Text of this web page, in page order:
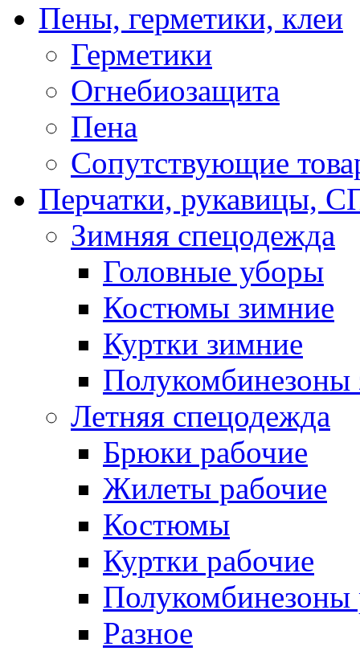
Пены, герметики, клеи
Герметики
Огнебиозащита
Пена
Сопутствующие
Перчатки,
Зимняя спецодежда
Головные уборы
Костюмы зимние
Куртки зимние
Полукомбинезоны
Летняя спецодежда
Брюки рабочие
Жилеты рабочие
Костюмы
Куртки рабочие
Полукомбинезоны
Разное